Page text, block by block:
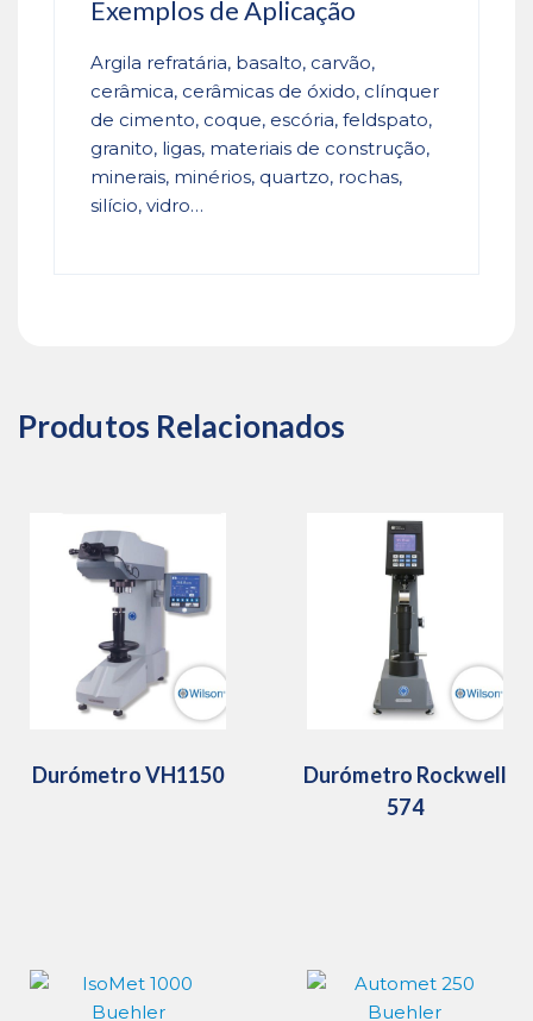
Exemplos de Aplicação
Argila refratária, basalto, carvão,
cerâmica, cerâmicas de óxido, clínquer
de cimento, coque, escória, feldspato,
granito, ligas, materiais de construção,
minerais, minérios, quartzo, rochas,
silício, vidro…
Produtos Relacionados
Durómetro VH1150
Durómetro Rockwell
574